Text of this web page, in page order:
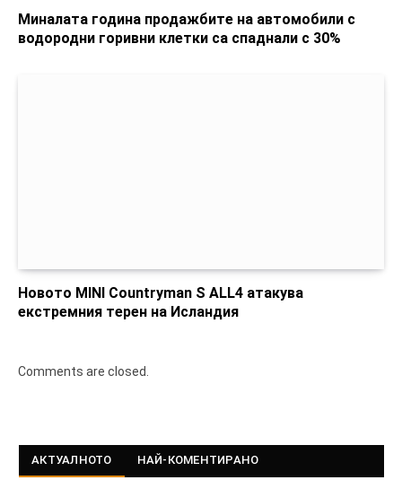
Миналата година продажбите на автомобили с
водородни горивни клетки са спаднали с 30%
Новото MINI Countryman S ALL4 атакува
екстремния терен на Исландия
Comments are closed.
АКТУАЛНОТО НАЙ-КОМЕНТИРАНО